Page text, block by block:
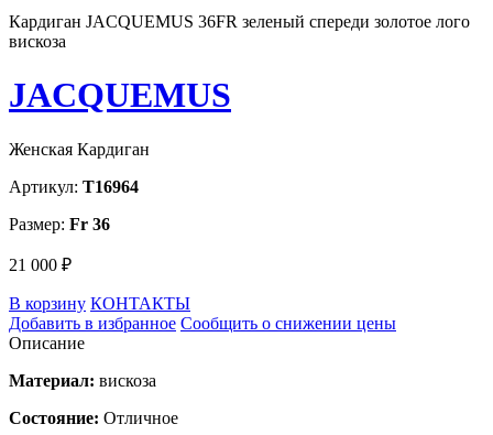
Кардиган JACQUEMUS 36FR зеленый спереди золотое лого
вискоза
JACQUEMUS
Женская Кардиган
Артикул: T16964
Размер: Fr 36
21 000 ₽
В корзину КОНТАКТЫ
Добавить в избранное Сообщить о снижении цены
Описание
Материал: вискоза
Состояние: Отличное